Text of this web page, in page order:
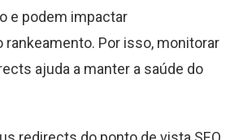
e podem impactar
rankeamento. Por isso, monitorar
ajuda a manter a saúde do